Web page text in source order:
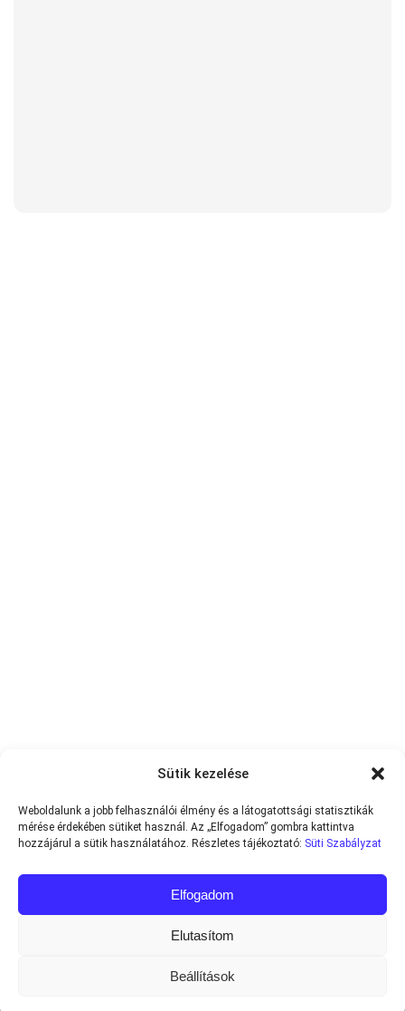
Sütik kezelése
Weboldalunk a jobb felhasználói élmény és a látogatottsági statisztikák
mérése érdekében sütiket használ. Az „Elfogadom” gombra kattintva
hozzájárul a sütik használatához. Részletes tájékoztató: Süti Szabályzat
Elfogadom
Elutasítom
Beállítások
Minden jog fenntartva © 2013-2026Teniszvilag.com